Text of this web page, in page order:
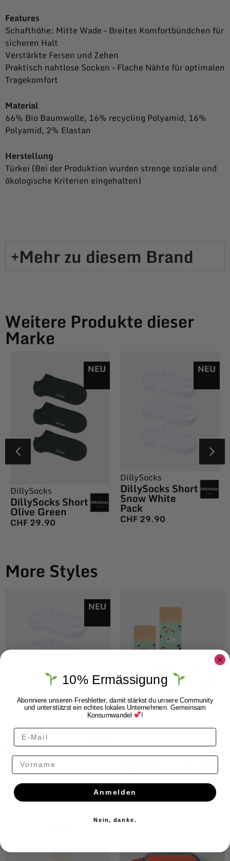
Features
Schafthöhe: Mitte Wade – Breites Komfortbündchen für
sicheren Halt
Verstärkte Fersen und Zehen
Praktisch nahtlose Socken – Flache Nähte für optimalen
Tragekomfort
Material
66% Bio Baumwolle, 16% recycling Polyamid, 16%
Polyamid, 2% Elastan
Herstellung
Türkei (Bei der Produktion wurden strenge soziale und
ökologische Kriterien eingehalten)
Mehr zu diesem Brand​
Weitere Produkte dieser
Marke
NEU
DillySocks
DillySocks Short
Olive Green
CHF29.90
NEU
DillySocks
DillySocks Short
Snow White
Pack
CHF29.90
More Styles
NEU
DillySocks
DillySocks Short
Snow White Pack
29.90
DillySocks
Dilly Socks Dog
CHF16.90
10% Ermässigung
Abonniere unseren Freshletter, damit stärkst du unsere Community
und unterstützst ein echtes lokales Unternehmen. Gemeinsam
Konsumwandel !
Vorname
Anmelden
Nein, danke.